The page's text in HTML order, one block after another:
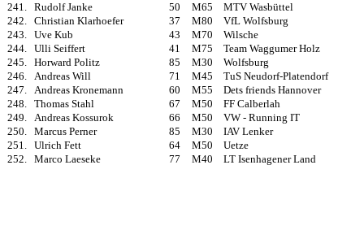
241. Rudolf Janke 50 M65
MTV Wasbüttel
242. Christian Klarhoefer 37 M80
VfL Wolfsburg
243. Uve Kub 43 M70
Wilsche
244. Ulli Seiffert 41 M75
Team Waggumer Holz
245. Horward Politz 85 M30
Wolfsburg
246. Andreas Will 71 M45
TuS Neudorf-Platendorf
247. Andreas Kronemann 60 M55
Dets friends Hannover
248. Thomas Stahl 67 M50
FF Calberlah
249. Andreas Kossurok 66 M50
VW - Running IT
250. Marcus Perner 85 M30
IAV Lenker
251. Ulrich Fett 64 M50
Uetze
252. Marco Laeseke 77 M40 LT Isenhagener Land